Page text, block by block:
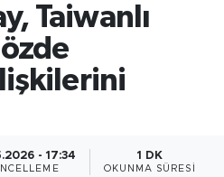
Taiwanlı
- 17:34 1 DK
OKUNMA SÜRESI